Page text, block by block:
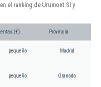
el ranking de Urumont Sl y
(€) Provincia
pequeña Madrid
pequeña Granada